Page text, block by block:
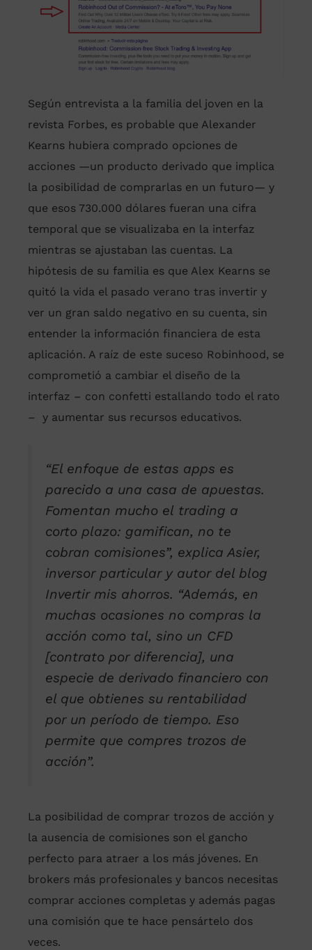
Según entrevista a la familia del joven en la
revista Forbes, es probable que Alexander
Kearns hubiera comprado opciones de
acciones —un producto derivado que implica
la posibilidad de comprarlas en un futuro— y
que esos 730.000 dólares fueran una cifra
temporal que se visualizaba en la interfaz
mientras se ajustaban las cuentas. La
hipótesis de su familia es que Alex Kearns se
quitó la vida el pasado verano tras invertir y
ver un gran saldo negativo en su cuenta, sin
entender la información financiera de esta
aplicación. A raíz de este suceso Robinhood, se
comprometió a cambiar el diseño de la
interfaz – con confetti estallando todo el rato
– y aumentar sus recursos educativos.
“El enfoque de estas apps es
parecido a una casa de apuestas.
Fomentan mucho el trading a
corto plazo: gamifican, no te
cobran comisiones”, explica Asier,
inversor particular y autor del blog
Invertir mis ahorros. “Además, en
muchas ocasiones no compras la
acción como tal, sino un CFD
[contrato por diferencia], una
especie de derivado financiero con
el que obtienes su rentabilidad
por un período de tiempo. Eso
permite que compres trozos de
acción”.
La posibilidad de comprar trozos de acción y
la ausencia de comisiones son el gancho
perfecto para atraer a los más jóvenes. En
brokers más profesionales y bancos necesitas
comprar acciones completas y además pagas
una comisión que te hace pensártelo dos
veces.